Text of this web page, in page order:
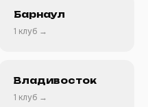
Барнаул
1 клуб →
Владивосток
1 клуб →